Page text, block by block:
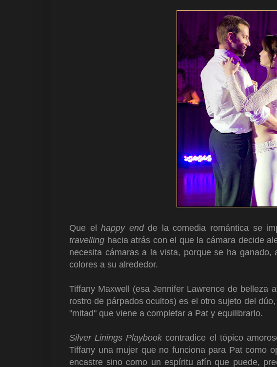
Que elhappy endde la comedia romántica se
travelling hacia atrás con el que la cámara decide
necesita cámaras a la vista, porque se ha ganado,
colores a su alrededor.
Tiffany Maxwell (esa Jennifer Lawrence de belleza
rostro de párpados ocultos) es el otro sujeto del
"mitad" que viene a completar a Pat y equilibrarlo.
Silver Linings Playbookcontradice el tópico
Tiffany una mujer que no funciona para Pat como
encastre sino como un espíritu afín que puede,